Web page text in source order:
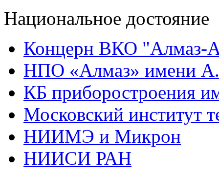
Национальное достояние
Концерн ВКО "Алмаз-
НПО «Алмаз» имени
КБ приборостроения
Московский институт
НИИМЭ и Микрон
НИИСИ РАН